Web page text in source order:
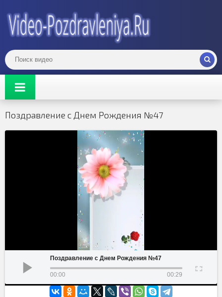
Поздравление с Днем Рождения №47
Поздравление с Днем Рождения №47
00:00 00:29